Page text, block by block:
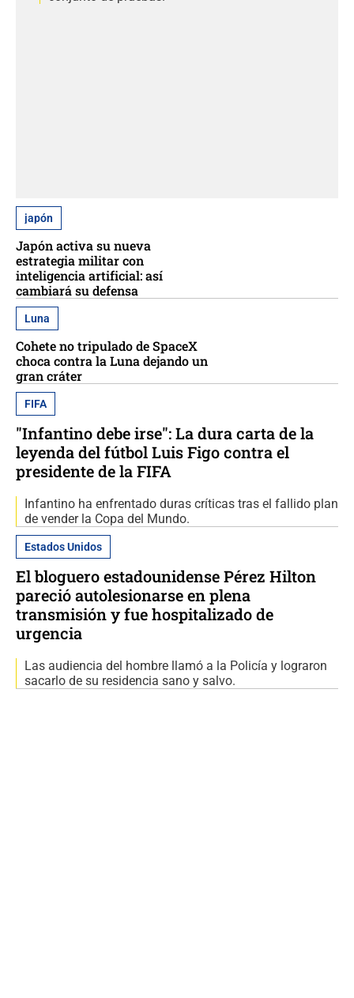
japón
Japón activa su nueva
estrategia militar con
inteligencia artificial: así
cambiará su defensa
Luna
Cohete no tripulado de SpaceX
choca contra la Luna dejando un
gran cráter
FIFA
"Infantino debe irse": La dura carta de la
leyenda del fútbol Luis Figo contra el
presidente de la FIFA
Infantino ha enfrentado duras críticas tras el fallido plan
de vender la Copa del Mundo.
Estados Unidos
El bloguero estadounidense Pérez Hilton
pareció autolesionarse en plena
transmisión y fue hospitalizado de
urgencia
Las audiencia del hombre llamó a la Policía y lograron
sacarlo de su residencia sano y salvo.